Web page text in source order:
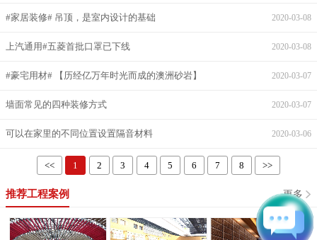
#家居装修# 吊顶，是室内设计的基础 2020-03-08
上汽通用#五菱首批口罩已下线 2020-03-08
#豪宅用材# 【历经亿万年时光而成的澳洲砂岩】 2020-03-07
墙面常见的四种装修方式 2020-03-07
可以在家里的不同位置设置隔音材料 2020-03-06
<< 1 2 3 4 5 6 7 8 >>
推荐工程案例 更多